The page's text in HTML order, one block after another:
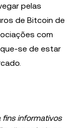
pelas
de Bitcoin de
com
se de estar
informativos